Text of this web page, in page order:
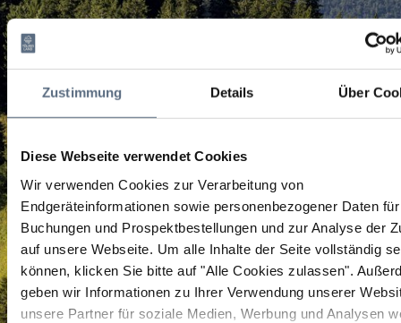
Zustimmung Details Über
Diese Webseite verwendet Cookies
Wir verwenden Cookies zur Verarbeitung von
Endgeräteinformationen sowie personenbezogener Daten
Buchungen und Prospektbestellungen und zur Analyse der
auf unsere Webseite. Um alle Inhalte der Seite vollständig
können, klicken Sie bitte auf "Alle Cookies zulassen".
geben wir Informationen zu Ihrer Verwendung unserer
unsere Partner für soziale Medien, Werbung und Analysen